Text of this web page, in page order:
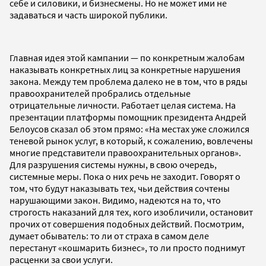
себе и силовики, и бизнесмены. Но не может ими не
задаваться и часть широкой публики.
Главная идея этой кампании — по конкретным жалобам
наказывать конкретных лиц за конкретные нарушения
закона. Между тем проблема далеко не в том, что в ряды
правоохранителей пробрались отдельные
отрицательные личности. Работает целая система. На
презентации платформы помощник президента Андрей
Белоусов сказал об этом прямо: «На местах уже сложился
теневой рынок услуг, в который, к сожалению, вовлечены
многие представители правоохранительных органов».
Для разрушения системы нужны, в свою очередь,
системные меры. Пока о них речь не заходит. Говорят о
том, что будут наказывать тех, чьи действия сочтены
нарушающими закон. Видимо, надеются на то, что
строгость наказаний для тех, кого изобличили, остановит
прочих от совершения подобных действий. Посмотрим,
думает обыватель: то ли от страха в самом деле
перестанут «кошмарить бизнес», то ли просто поднимут
расценки за свои услуги.